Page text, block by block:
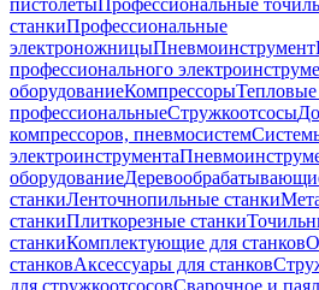
пистолетыПрофессиональные
станкиПрофессиональные
электроножницыПневмоинструмент
профессионального
оборудованиеКомпрессоры
профессиональныеСтружкоотсосы
компрессоров, пневмосистем
электроинструмента
оборудование
станкиЛенточнопильные станки
станкиПлиткорезные станки
станкиКомплектующие для станков
станковАксессуары для станков
для стружкоотсосовСварочное и